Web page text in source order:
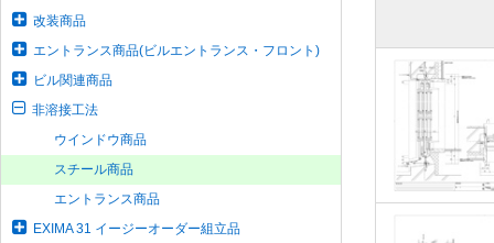
改装商品
エントランス商品(ビルエントランス・フロント)
ビル関連商品
非溶接工法
ウインドウ商品
スチール商品
エントランス商品
EXIMA 31 イージーオーダー組立品